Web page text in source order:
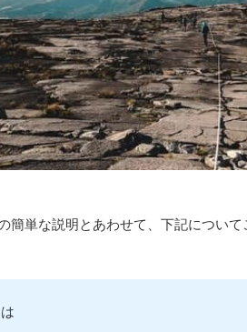
簡単な説明とあわせて、下記について